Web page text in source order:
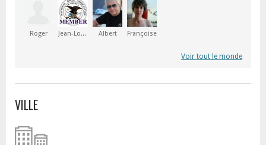
Roger Jean-Louis Albert Françoise
Voir tout le monde
VILLE